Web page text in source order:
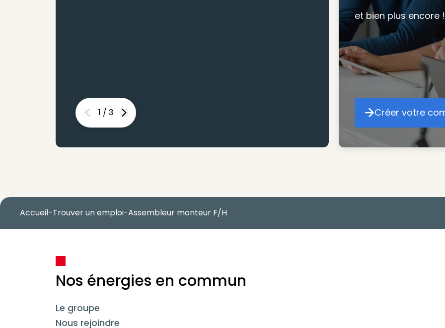
votre recherche,
mesure pour
atteindre vos
1 / 3
Next
et bien plus encore !
Créer votre
Accueil-Trouver un emploi-Assembleur monteur F/H
Nos énergies en commun
Le groupe
Nous rejoindre